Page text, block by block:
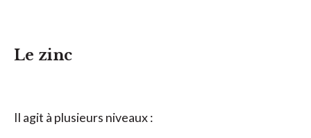
Le zinc
Il agit à plusieurs niveaux :